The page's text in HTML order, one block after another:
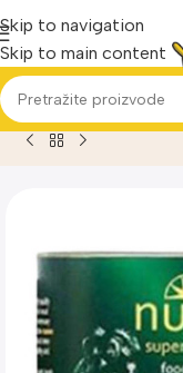
Skip to navigation
Skip to main content
Home Proizvod